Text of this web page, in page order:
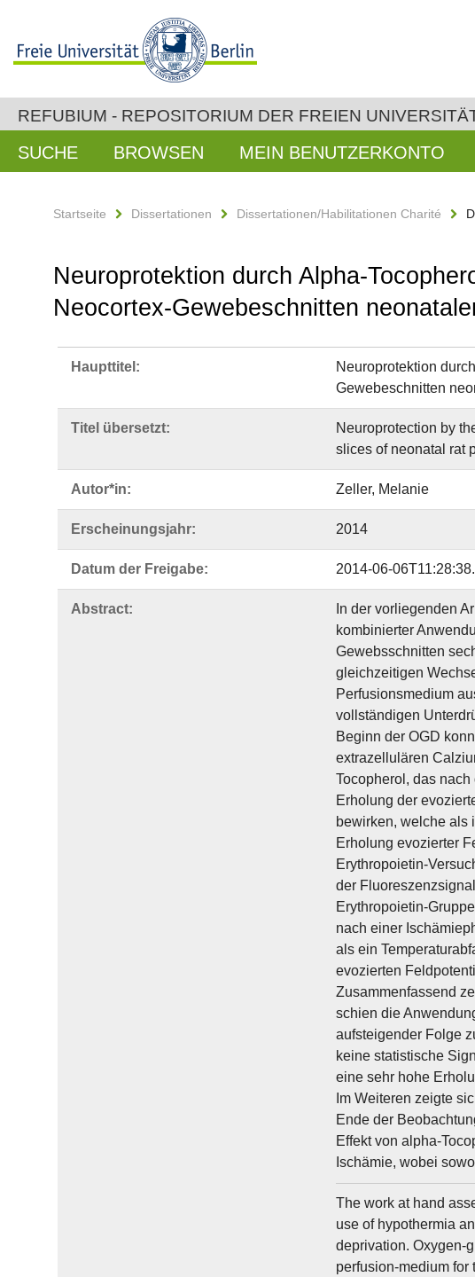
REFUBIUM - REPOSITORIUM DER FREIEN
SUCHE BROWSEN MEIN BENUTZERKONTO
Startseite Dissertationen Dissertationen/Habilitationen Charité
Neuroprotektion durch Alpha-
Neocortex-Gewebeschnitten
Haupttitel:
Neuroprotektion
Gewebeschnitten
Titel übersetzt:
Neuroprotection by
slices of neonatal rat
Autor*in: Zeller, Melanie
Erscheinungsjahr: 2014
Datum der Freigabe: 2014-06-
Abstract:
In der vorliegenden
kombinierter
Gewebsschnitten
gleichzeitigen
Perfusionsmedium
vollständigen
Beginn der OGD
extrazellulären
Tocopherol, das
Erholung der
bewirken, welche als
Erholung evozierter
Erythropoietin-
der
Erythropoietin-
nach einer
als ein
evozierten
Zusammenfassend
schien die
aufsteigender Folge
keine statistische
eine sehr hohe
Im Weiteren zeigte
Ende der
Effekt von alpha-
Ischämie, wobei
The work at hand
use of hypothermia
deprivation. Oxygen-
perfusion-medium for